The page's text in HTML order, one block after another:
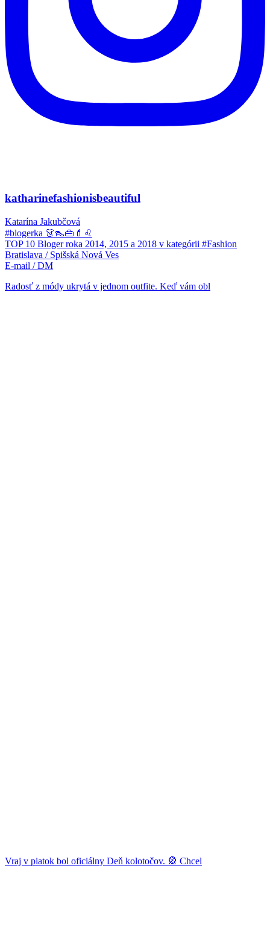
katharinefashionisbeautiful
Katarína Jakubčová
#blogerka 👗👠👜💄♌
TOP 10 Bloger roka 2014, 2015 a 2018 v kategórii #Fashion
Bratislava / Spišská Nová Ves
E-mail / DM
Radosť z módy ukrytá v jednom outfite. Keď vám obl
Vraj v piatok bol oficiálny Deň kolotočov. 🎡 Chcel